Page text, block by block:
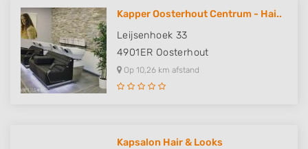
Kapper Oosterhout Centrum - Hai..
Leijsenhoek 33
4901ER Oosterhout
Op 10,26 km afstand
Kapsalon Hair & Looks